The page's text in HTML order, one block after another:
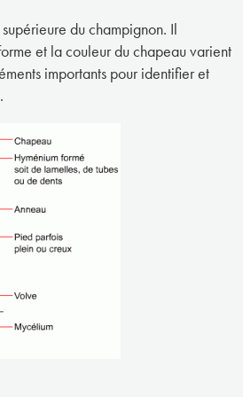
du champignon. Il
et la couleur du chapeau varient
importants pour identifier et